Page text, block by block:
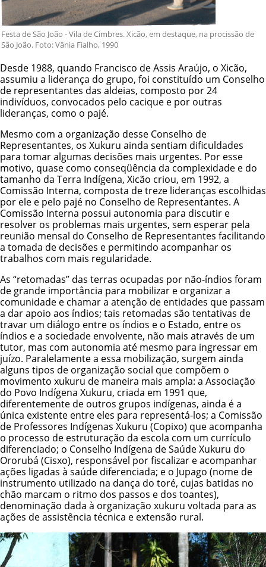
Festa de São João - Vila de Cimbres. Xicão, em destaque, na procissão de
São João. Foto: Vânia Fialho, 1990
Desde 1988, quando Francisco de Assis Araújo, o Xicão,
assumiu a liderança do grupo, foi constituído um Conselho
de representantes das aldeias, composto por 24
indivíduos, convocados pelo cacique e por outras
lideranças, como o pajé.
Mesmo com a organização desse Conselho de
Representantes, os Xukuru ainda sentiam dificuldades
para tomar algumas decisões mais urgentes. Por esse
motivo, quase como conseqüência da complexidade e do
tamanho da Terra Indígena, Xicão criou, em 1992, a
Comissão Interna, composta de treze lideranças escolhidas
por ele e pelo pajé no Conselho de Representantes. A
Comissão Interna possui autonomia para discutir e
resolver os problemas mais urgentes, sem esperar pela
reunião mensal do Conselho de Representantes facilitando
a tomada de decisões e permitindo acompanhar os
trabalhos com mais regularidade.
As “retomadas” das terras ocupadas por não-índios foram
de grande importância para mobilizar e organizar a
comunidade e chamar a atenção de entidades que passam
a dar apoio aos índios; tais retomadas são tentativas de
travar um diálogo entre os índios e o Estado, entre os
índios e a sociedade envolvente, não mais através de um
tutor, mas com autonomia até mesmo para ingressar em
juízo. Paralelamente a essa mobilização, surgem ainda
alguns tipos de organização social que compõem o
movimento xukuru de maneira mais ampla: a Associação
do Povo Indígena Xukuru, criada em 1991 que,
diferentemente de outros grupos indígenas, ainda é a
única existente entre eles para representá-los; a Comissão
de Professores Indígenas Xukuru (Copixo) que acompanha
o processo de estruturação da escola com um currículo
diferenciado; o Conselho Indígena de Saúde Xukuru do
Ororubá (Cisxo), responsável por fiscalizar e acompanhar
ações ligadas à saúde diferenciada; e o Jupago (nome de
instrumento utilizado na dança do toré, cujas batidas no
chão marcam o ritmo dos passos e dos toantes),
denominação dada à organização xukuru voltada para as
ações de assistência técnica e extensão rural.